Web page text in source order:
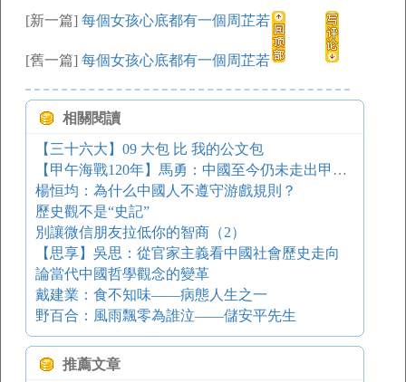
[新一篇] 每個女孩心底都有一個周芷若
[舊一篇] 每個女孩心底都有一個周芷若
相關閱讀
【三十六大】09 大包 比 我的公文包
【甲午海戰120年】馬勇：中國至今仍未走出甲午戰敗的陰影
楊恒均：為什么中國人不遵守游戲規則？
歷史觀不是“史記”
別讓微信朋友拉低你的智商（2）
【思享】吳思：從官家主義看中國社會歷史走向
論當代中國哲學觀念的變革
戴建業：食不知味——病態人生之一
野百合：風雨飄零為誰泣——儲安平先生
推薦文章